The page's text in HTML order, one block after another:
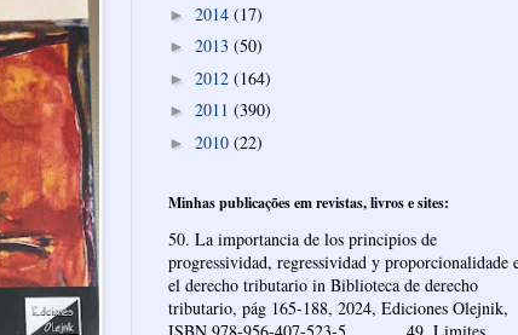
► 2014 (17)
► 2013 (50)
► 2012 (164)
► 2011 (390)
► 2010 (22)
Minhas publicações em revistas, livros e sites:
50. La importancia de los principios de
progressividad, regressividad y proporcionalidade
el derecho tributario in Biblioteca de derecho
tributario, pág 165-188, 2024, Ediciones Olejnik,